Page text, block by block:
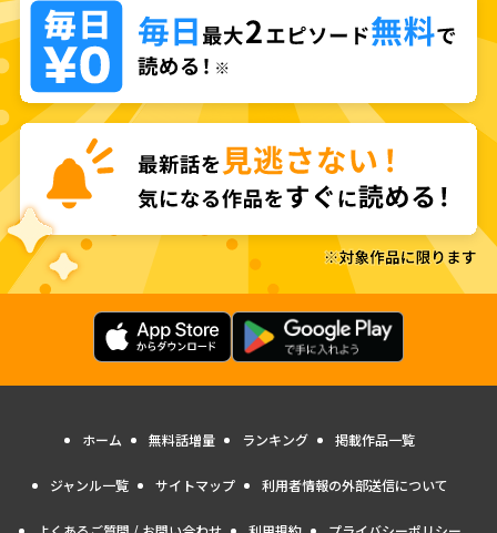
ホーム 無料話増量 ランキング 掲載作品一覧
ジャンル一覧 サイトマップ 利用者情報の外部送信について